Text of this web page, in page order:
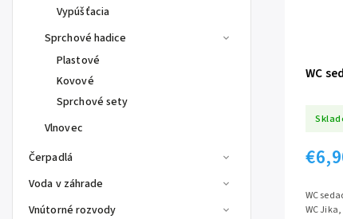
Vypúšťacia
Sprchové hadice
Plastové
Kovové
Sprchové sety
Vlnovec
Čerpadlá
Voda v záhrade
Vnútorné rozvody
WC
WC
WC